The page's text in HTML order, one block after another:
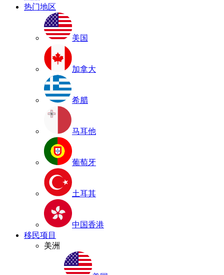
热门地区
美国
加拿大
希腊
马耳他
葡萄牙
土耳其
中国香港
移民项目
美洲